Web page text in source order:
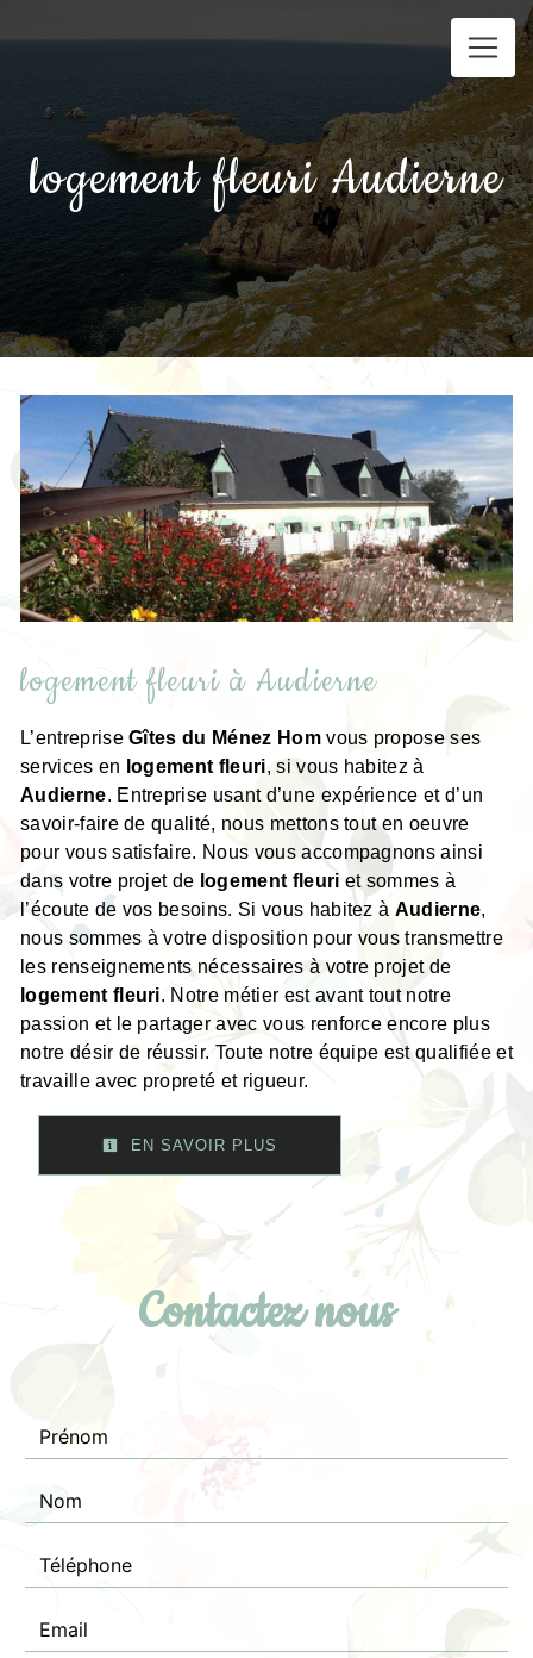
logement fleuri Audierne
logement fleuri à Audierne
L’entrepriseGîtes du Ménez Homvous propose ses
services en logement fleuri, si vous habitez à
Audierne. Entreprise usant d’une expérience et d’un
savoir-faire de qualité, nous mettons tout en oeuvre
pour vous satisfaire. Nous vous accompagnons ainsi
dans votre projet de logement fleuri et sommes à
l’écoute de vos besoins. Si vous habitez à Audierne,
nous sommes à votre disposition pour vous transmettre
les renseignements nécessaires à votre projet de
logement fleuri. Notre métier est avant tout notre
passion et le partager avec vous renforce encore plus
notre désir de réussir. Toute notre équipe est qualifiée et
travaille avec propreté et rigueur.
EN SAVOIR PLUS
Contactez nous